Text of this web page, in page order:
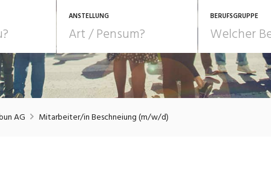
ANSTELLUNG
10-100%Pensum
Temporär (befristet)
POSITION
BERUFSGRUPPE
Handwerk, Elektro Bildung, Kunst,
Berufe, Sport
Human Resources
AG Mitarbeiter/in Beschneiung (m/w/d)